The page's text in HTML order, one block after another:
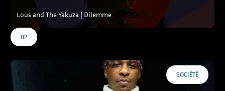
Lous and The Yakuza | Dilemme
B2
SOCIÉTÉ